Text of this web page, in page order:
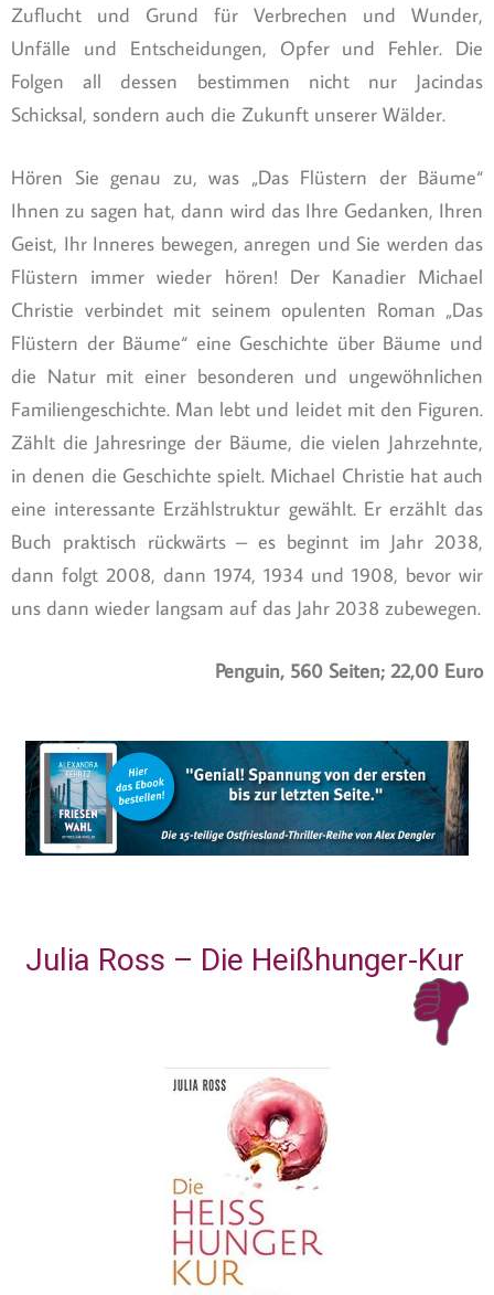
Zuflucht und Grund für Verbrechen und Wunder,
Unfälle und Entscheidungen, Opfer und Fehler. Die
Folgen all dessen bestimmen nicht nur Jacindas
Schicksal, sondern auch die Zukunft unserer Wälder.
Hören Sie genau zu, was „Das Flüstern der Bäume“
Ihnen zu sagen hat, dann wird das Ihre Gedanken, Ihren
Geist, Ihr Inneres bewegen, anregen und Sie werden das
Flüstern immer wieder hören! Der Kanadier Michael
Christie verbindet mit seinem opulenten Roman „Das
Flüstern der Bäume“ eine Geschichte über Bäume und
die Natur mit einer besonderen und ungewöhnlichen
Familiengeschichte. Man lebt und leidet mit den Figuren.
Zählt die Jahresringe der Bäume, die vielen Jahrzehnte,
in denen die Geschichte spielt. Michael Christie hat auch
eine interessante Erzählstruktur gewählt. Er erzählt das
Buch praktisch rückwärts – es beginnt im Jahr 2038,
dann folgt 2008, dann 1974, 1934 und 1908, bevor wir
uns dann wieder langsam auf das Jahr 2038 zubewegen.
Penguin, 560 Seiten; 22,00 Euro
Julia Ross – Die Heißhunger-Kur